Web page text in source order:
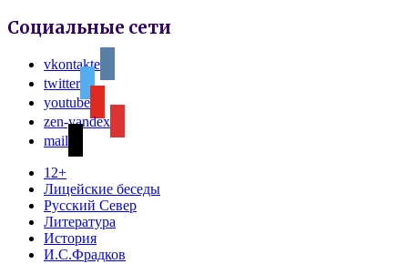
Социальные сети
vkontakte
twitter
youtube
zen-yandex
mail
12+
Лицейские беседы
Русский Север
Литература
История
И.С.Фрадков